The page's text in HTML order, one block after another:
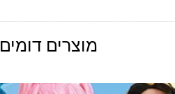
מוצרים דומים